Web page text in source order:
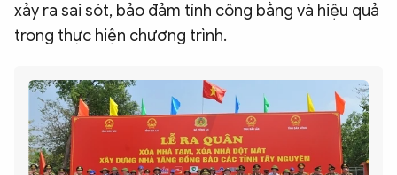
xảy ra sai sót, bảo đảm tính công bằng và hiệu quả
trong thực hiện chương trình.